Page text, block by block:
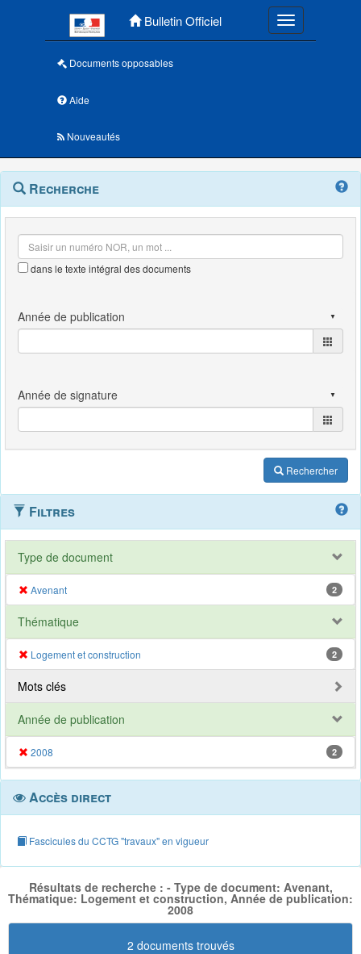
Bulletin Officiel Toggle
Documents opposables
Aide
Nouveautés
Navigation
outils
Menu
contextuel
Recherche
dans le texte intégral des documents
Rechercher
Filtres
Type de document
Avenant 2
Thématique
Logement et construction 2
Mots clés
Année de publication
2008 2
Accès direct
Fascicules du CCTG "travaux" en vigueur
Résultats de recherche : - Type de document: Avenant,
Thématique: Logement et construction, Année de publication:
2008
2 documents trouvés